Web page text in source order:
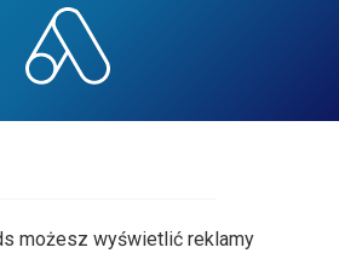
możesz wyświetlić reklamy